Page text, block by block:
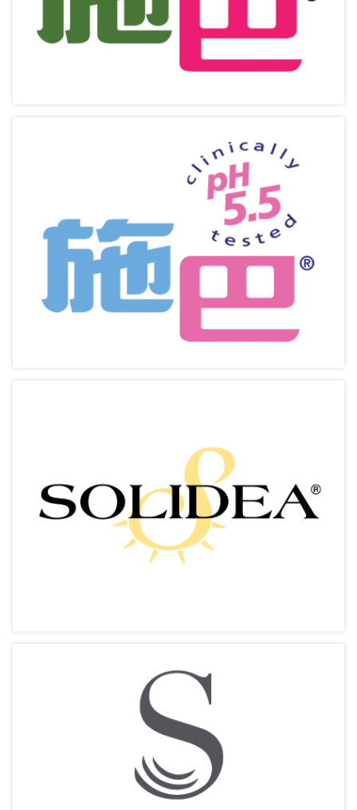
Sebamed【施巴】
溫和親膚 醫學潔護 配合敏感皮膚
相關產品
Sebamed Baby【施巴嬰兒】
給予嬰幼兒皮膚最佳保護
相關產品
Solidea【西斯登】
促壓效能 塑造線條 時尚舒適
相關產品